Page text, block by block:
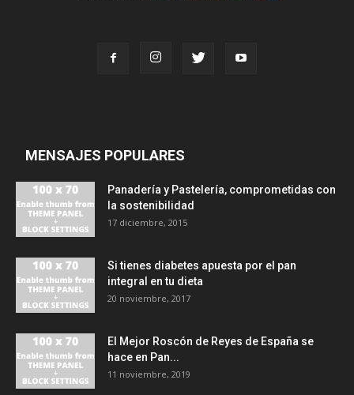
MENSAJES POPULARES
Panadería y Pastelería, comprometidas con
la sostenibilidad
17 diciembre, 2015
Si tienes diabetes apuesta por el pan
integral en tu dieta
20 noviembre, 2017
El Mejor Roscón de Reyes de España se
hace en Pan...
11 noviembre, 2019